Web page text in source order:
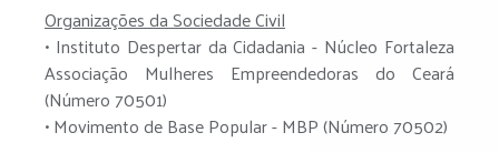
Organizações da Sociedade Civil
• Instituto Despertar da Cidadania - Núcleo Fortaleza
Associação Mulheres Empreendedoras do Ceará
(Número 70501)
• Movimento de Base Popular - MBP (Número 70502)